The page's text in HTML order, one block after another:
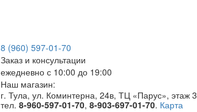
8 (960) 597-01-70
Заказ и консультации
ежедневно с 10:00 до 19:00
Наш магазин:
г. Тула, ул. Коминтерна, 24в, ТЦ «Парус», этаж 3
тел. 8-960-597-01-70, 8-903-697-01-70. Карта